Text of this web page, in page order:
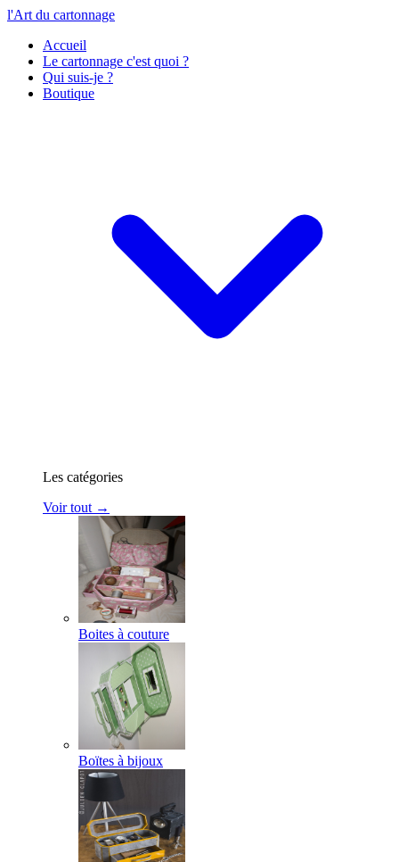
l'Art du cartonnage
Accueil
Le cartonnage c'est quoi ?
Qui suis-je ?
Boutique
Les catégories
Voir tout →
Boites à couture
Boïtes à bijoux